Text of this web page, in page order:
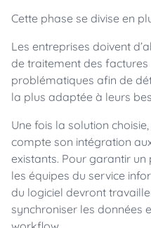
Cette phase se divise en
Les entreprises doivent
de traitement des
problématiques afin de
la plus adaptée à leurs
Une fois la solution
compte son intégration
existants. Pour garantir un
les équipes du service
du logiciel devront
synchroniser les données